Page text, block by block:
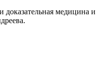
доказательная медицина и